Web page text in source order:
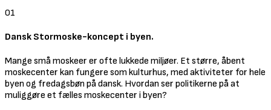
01
Dansk Stormoske-koncept i byen.
Mange små moskeer er ofte lukkede miljøer. Et større, åbent
moskecenter kan fungere som kulturhus, med aktiviteter for hele
byen og fredagsbøn på dansk. Hvordan ser politikerne på at
muliggøre et fælles moskecenter i byen?